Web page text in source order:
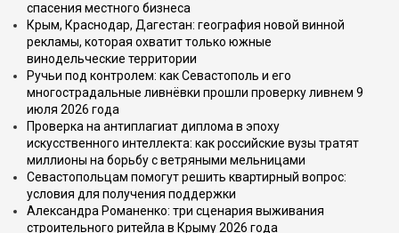
спасения местного бизнеса
Крым, Краснодар, Дагестан: география новой винной
рекламы, которая охватит только южные
винодельческие территории
Ручьи под контролем: как Севастополь и его
многострадальные ливнёвки прошли проверку ливнем 9
июля 2026 года
Проверка на антиплагиат диплома в эпоху
искусственного интеллекта: как российские вузы тратят
миллионы на борьбу с ветряными мельницами
Севастопольцам помогут решить квартирный вопрос:
условия для получения поддержки
Александра Романенко: три сценария выживания
строительного ритейла в Крыму 2026 года